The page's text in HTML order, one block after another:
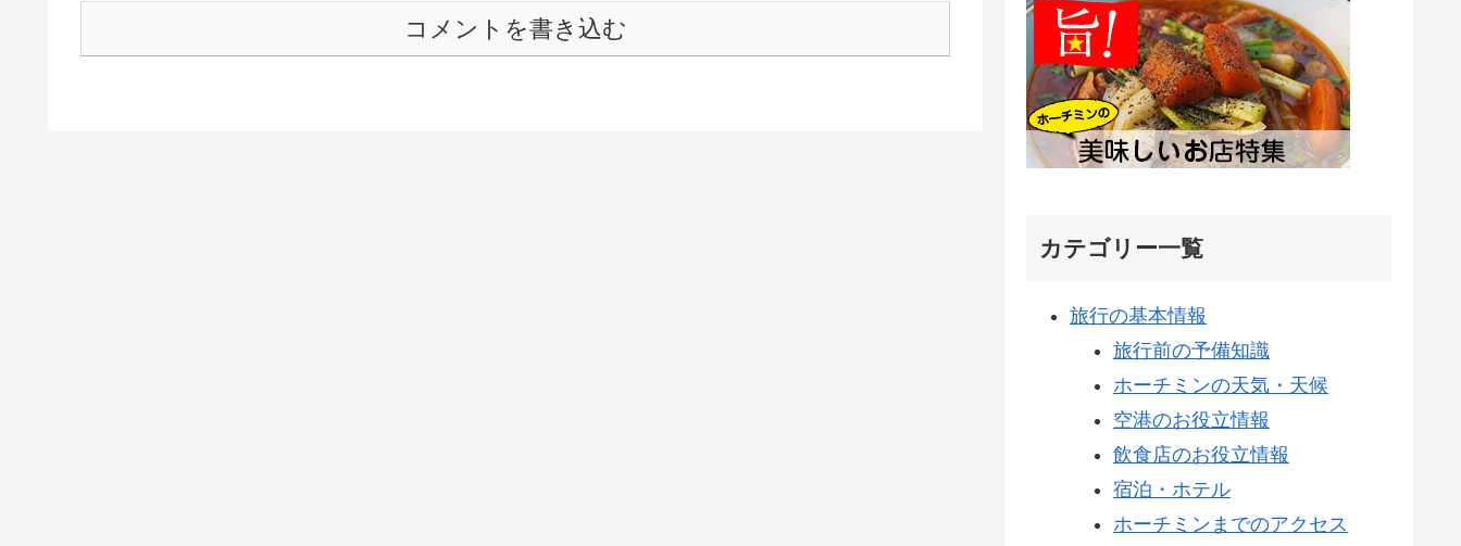
コメントを書き込む
カテゴリー一覧
旅行の基本情報
旅行前の予備知識
ホーチミンの天気・天候
空港のお役立情報
飲食店のお役立情報
宿泊・ホテル
ホーチミンまでのアクセス